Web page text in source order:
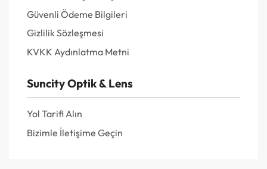
Güvenli Ödeme Bilgileri
Gizlilik Sözleşmesi
KVKK Aydınlatma Metni
Suncity Optik & Lens
Yol Tarifi Alın
Bizimle İletişime Geçin